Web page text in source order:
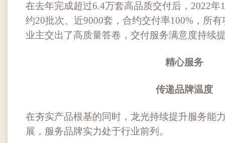
在去年完成超过6.4万套高品质交付后，2022
约20批次、近9000套，合约交付率100%，所
业主交出了高质量答卷，交付服务满意度持续
精心服务
传递品牌温度
在夯实产品根基的同时，龙光持续提升服务能
展，服务品牌实力处于行业前列。